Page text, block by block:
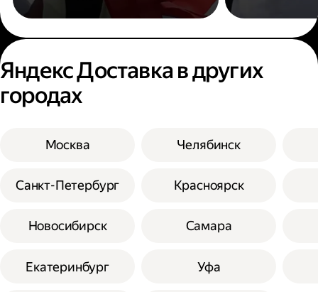
Яндекс Доставка в других
городах
Москва
Санкт-Петербург
Новосибирск
Екатеринбург
Челябинск
Красноярск
Самара
Уфа